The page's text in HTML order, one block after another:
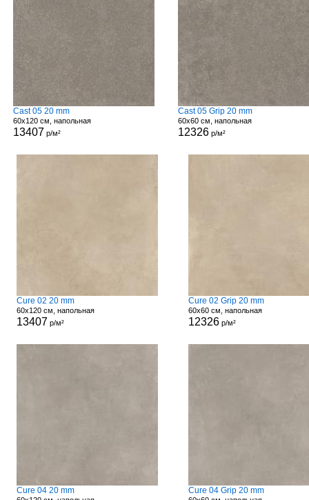
Cast 05 20 mm
60x120 см, напольная
13407 р/м²
Cast 05 Grip 20 mm
60x60 см, напольная
12326 р/м²
Cure 02 20 mm
60x120 см, напольная
13407 р/м²
Cure 02 Grip 20 mm
60x60 см, напольная
12326р/м²
Cure 04 20 mm Cure 04 Grip 20 mm